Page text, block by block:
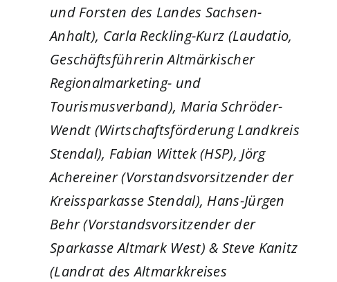
und Forsten des Landes Sachsen-
Anhalt), Carla Reckling-Kurz (Laudatio,
Geschäftsführerin Altmärkischer
Regionalmarketing- und
Tourismusverband), Maria Schröder-
Wendt (Wirtschaftsförderung Landkreis
Stendal), Fabian Wittek (HSP), Jörg
Achereiner (Vorstandsvorsitzender der
Kreissparkasse Stendal), Hans-Jürgen
Behr (Vorstandsvorsitzender der
Sparkasse Altmark West) & Steve Kanitz
(Landrat des Altmarkkreises